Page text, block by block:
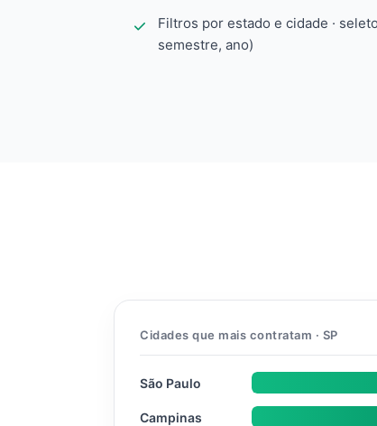
Filtros por estado e cidade ·
semestre, ano)
Cidades que mais contratam · SP
São Paulo
Campinas